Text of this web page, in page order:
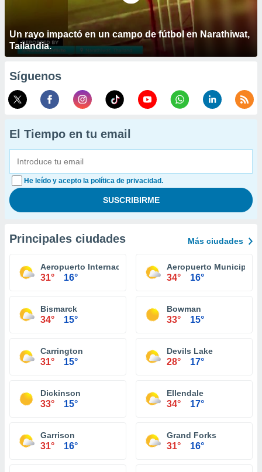
Un rayo impactó en un campo de fútbol en Narathiwat,
Tailandia.
Síguenos
El Tiempo en tu email
He leído y acepto la política de privacidad.
Principales ciudades Más ciudades
Aeropuerto Internacional Grand Forks
31° 16°
Aeropuerto Municipal
34° 16°
Bismarck
34° 15°
Bowman
33° 15°
Carrington
31° 15°
Devils Lake
28° 17°
Dickinson
33° 15°
Ellendale
34° 17°
Garrison
31° 16°
Grand Forks
31° 16°